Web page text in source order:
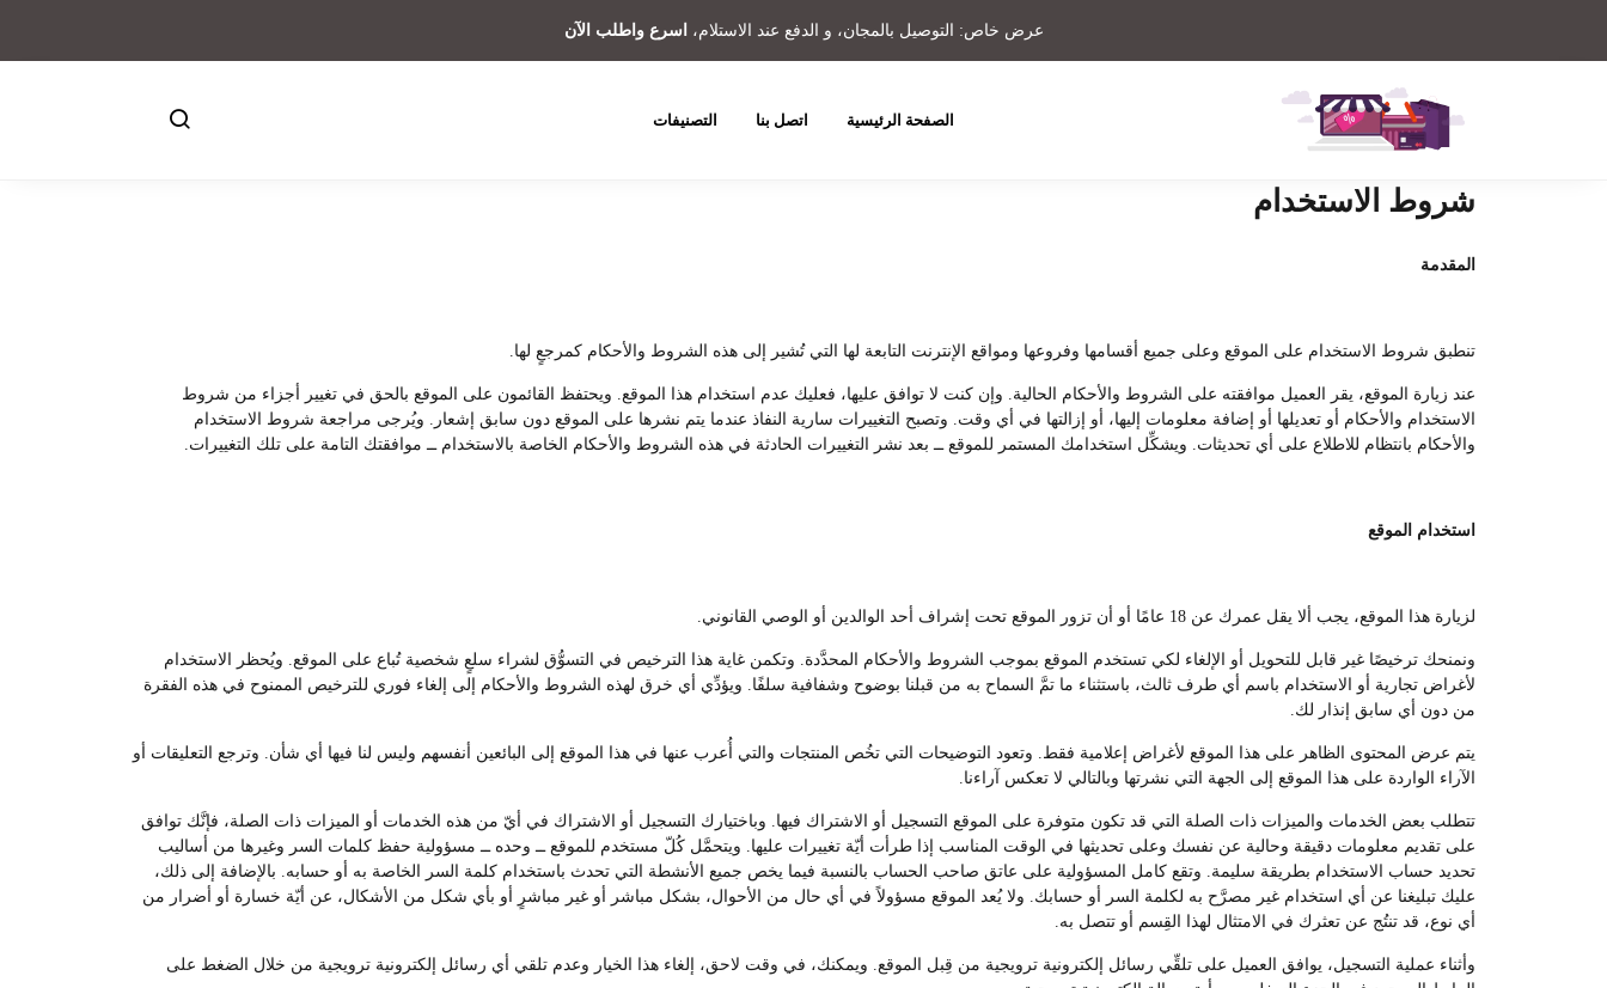
عرض خاص: التوصيل بالمجان، و الدفع عند الاستلام، اسرع واطلب الآن
الصفحة الرئيسية اتصل بنا التصنيفات
شروط الاستخدام
المقدمة
تنطبق شروط الاستخدام على الموقع وعلى جميع أقسامها وفروعها ومواقع الإنترنت التابعة لها التي تُشير إلى هذه الشروط والأحكام كمرجعٍ لها.
عند زيارة الموقع، يقر العميل موافقته على الشروط والأحكام الحالية. وإن كنت لا توافق عليها، فعليك عدم استخدام هذا الموقع. ويحتفظ القائمون على الموقع بالحق في تغيير أجزاء من شروط
الاستخدام والأحكام أو تعديلها أو إضافة معلومات إليها، أو إزالتها في أي وقت. وتصبح التغييرات سارية النفاذ عندما يتم نشرها على الموقع دون سابق إشعار. ويُرجى مراجعة شروط الاستخدام
والأحكام بانتظام للاطلاع على أي تحديثات. ويشكِّل استخدامك المستمر للموقع ــ بعد نشر التغييرات الحادثة في هذه الشروط والأحكام الخاصة بالاستخدام ــ موافقتك التامة على تلك التغييرات.
استخدام الموقع
لزيارة هذا الموقع، يجب ألا يقل عمرك عن 18 عامًا أو أن تزور الموقع تحت إشراف أحد الوالدين أو الوصي القانوني.
ونمنحك ترخيصًا غير قابل للتحويل أو الإلغاء لكي تستخدم الموقع بموجب الشروط والأحكام المحدَّدة. وتكمن غاية هذا الترخيص في التسوُّق لشراء سلعٍ شخصية تُباع على الموقع. ويُحظر الاستخدام
لأغراض تجارية أو الاستخدام باسم أي طرف ثالث، باستثناء ما تمَّ السماح به من قبلنا بوضوح وشفافية سلفًا. ويؤدِّي أي خرق لهذه الشروط والأحكام إلى إلغاء فوري للترخيص الممنوح في هذه الفقرة
من دون أي سابق إنذار لك.
يتم عرض المحتوى الظاهر على هذا الموقع لأغراض إعلامية فقط. وتعود التوضيحات التي تخُص المنتجات والتي أُعرب عنها في هذا الموقع إلى البائعين أنفسهم وليس لنا فيها أي شأن. وترجع التعليقات أو
الآراء الواردة على هذا الموقع إلى الجهة التي نشرتها وبالتالي لا تعكس آراءنا.
تتطلب بعض الخدمات والميزات ذات الصلة التي قد تكون متوفرة على الموقع التسجيل أو الاشتراك فيها. وباختيارك التسجيل أو الاشتراك في أيّ من هذه الخدمات أو الميزات ذات الصلة، فإنَّك توافق
على تقديم معلومات دقيقة وحالية عن نفسك وعلى تحديثها في الوقت المناسب إذا طرأت أيّة تغييرات عليها. ويتحمَّل كُلّ مستخدم للموقع ــ وحده ــ مسؤولية حفظ كلمات السر وغيرها من أساليب
تحديد حساب الاستخدام بطريقة سليمة. وتقع كامل المسؤولية على عاتق صاحب الحساب بالنسبة فيما يخص جميع الأنشطة التي تحدث باستخدام كلمة السر الخاصة به أو حسابه. بالإضافة إلى ذلك،
عليك تبليغنا عن أي استخدام غير مصرَّح به لكلمة السر أو حسابك. ولا يُعد الموقع مسؤولاً في أي حال من الأحوال، بشكل مباشر أو غير مباشرٍ أو بأي شكل من الأشكال، عن أيّة خسارة أو أضرار من
أي نوع، قد تنتُج عن تعثرك في الامتثال لهذا القِسم أو تتصل به.
وأثناء عملية التسجيل، يوافق العميل على تلقِّي رسائل إلكترونية ترويجية من قِبل الموقع. ويمكنك، في وقت لاحق، إلغاء هذا الخيار وعدم تلقي أي رسائل إلكترونية ترويجية من خلال الضغط على